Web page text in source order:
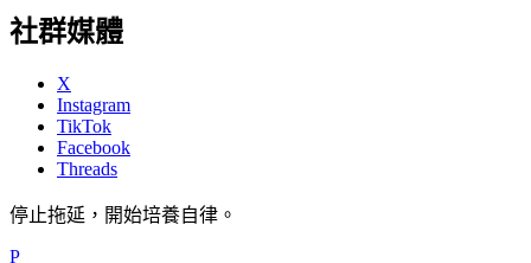
社群媒體
X
Instagram
TikTok
Facebook
Threads
停止拖延，開始培養自律。
P